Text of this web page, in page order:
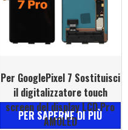
Per GooglePixel 7 Sostituisci
il digitalizzatore touch
screen del display LCD Pro
AMOLED
PER SAPERNE DI PIÙ